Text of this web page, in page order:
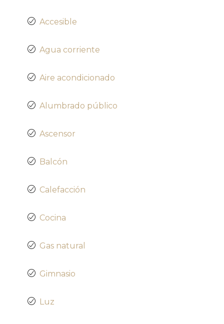
Accesible
Agua corriente
Aire acondicionado
Alumbrado público
Ascensor
Balcón
Calefacción
Cocina
Gas natural
Gimnasio
Luz